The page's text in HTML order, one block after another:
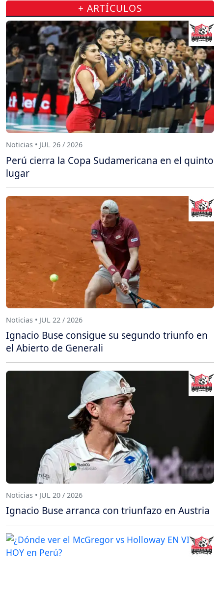
+ ARTÍCULOS
Noticias • JUL 26 / 2026
Perú cierra la Copa Sudamericana en el quinto
lugar
Noticias • JUL 22 / 2026
Ignacio Buse consigue su segundo triunfo en
el Abierto de Generali
Noticias • JUL 20 / 2026
Ignacio Buse arranca con triunfazo en Austria